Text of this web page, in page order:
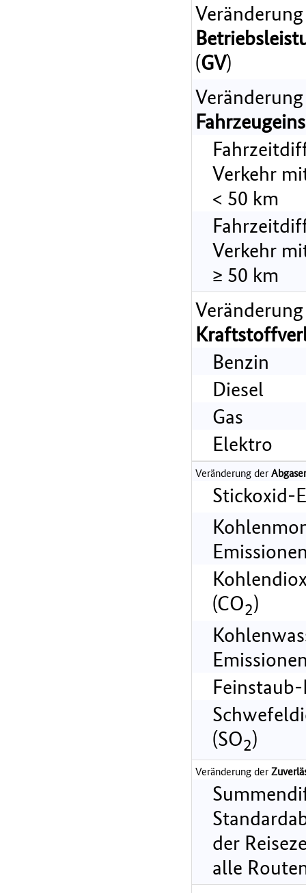
(GV)
Verkehr
< 50 km
Verkehr
≥ 50 km
Benzin
Diesel
Gas
Elektro
Veränderung der
Stickoxid-
(CO2)
(SO2)
Veränderung der
der
alle